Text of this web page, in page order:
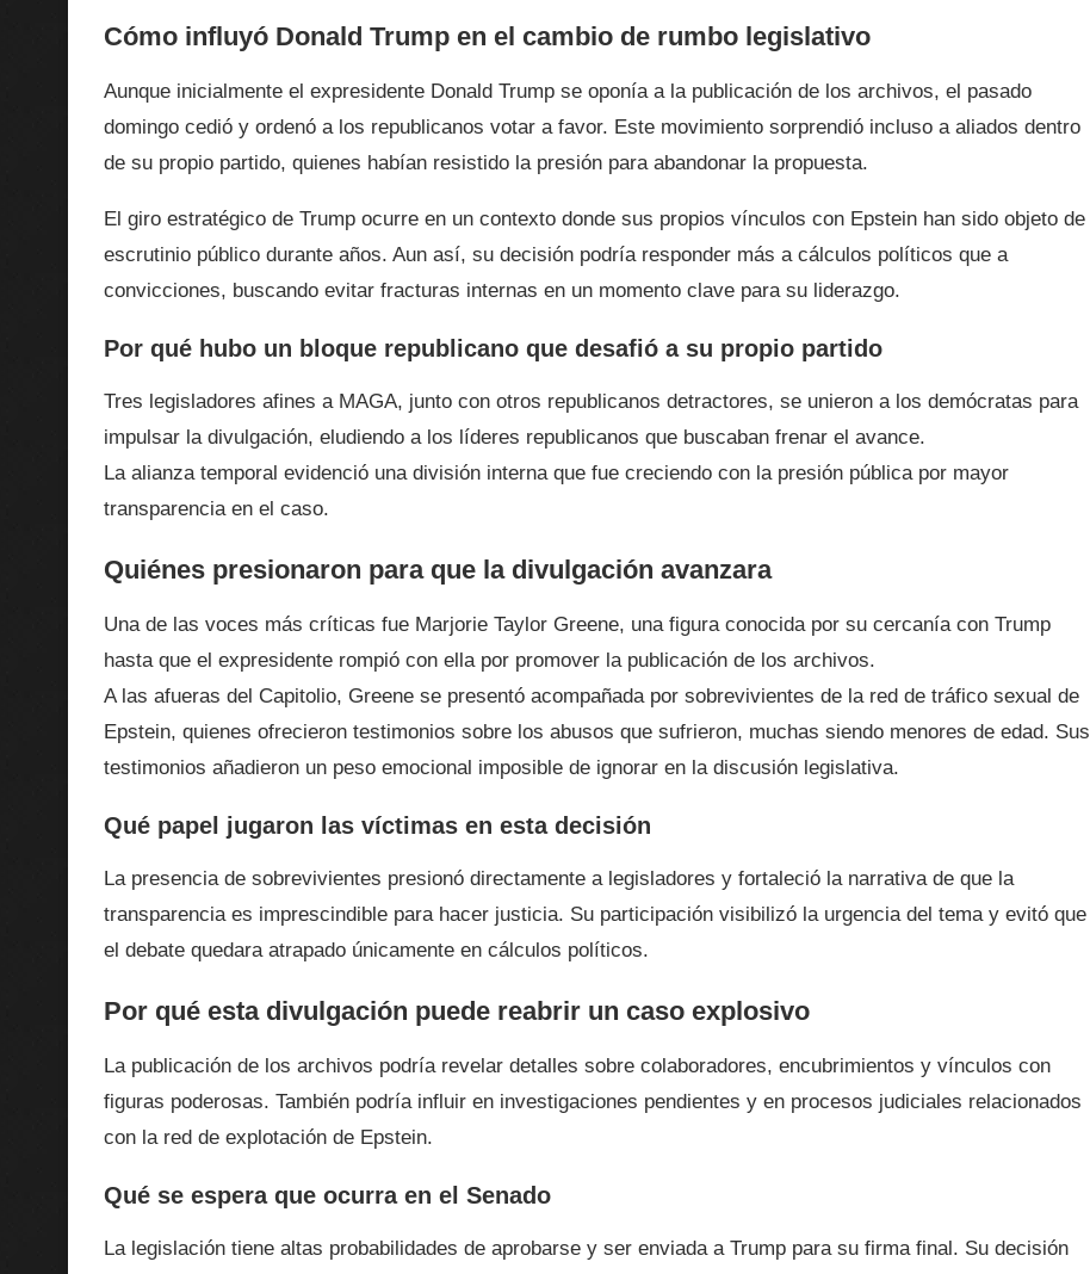
Cómo influyó Donald Trump en el cambio de rumbo legislativo
Aunque inicialmente el expresidente Donald Trump se oponía a la publicación de los archivos, el pasado
domingo cedió y ordenó a los republicanos votar a favor. Este movimiento sorprendió incluso a aliados dentro
de su propio partido, quienes habían resistido la presión para abandonar la propuesta.
El giro estratégico de Trump ocurre en un contexto donde sus propios vínculos con Epstein han sido objeto de
escrutinio público durante años. Aun así, su decisión podría responder más a cálculos políticos que a
convicciones, buscando evitar fracturas internas en un momento clave para su liderazgo.
Por qué hubo un bloque republicano que desafió a su propio partido
Tres legisladores afines a MAGA, junto con otros republicanos detractores, se unieron a los demócratas para
impulsar la divulgación, eludiendo a los líderes republicanos que buscaban frenar el avance.
La alianza temporal evidenció una división interna que fue creciendo con la presión pública por mayor
transparencia en el caso.
Quiénes presionaron para que la divulgación avanzara
Una de las voces más críticas fue Marjorie Taylor Greene, una figura conocida por su cercanía con Trump
hasta que el expresidente rompió con ella por promover la publicación de los archivos.
A las afueras del Capitolio, Greene se presentó acompañada por sobrevivientes de la red de tráfico sexual de
Epstein, quienes ofrecieron testimonios sobre los abusos que sufrieron, muchas siendo menores de edad. Sus
testimonios añadieron un peso emocional imposible de ignorar en la discusión legislativa.
Qué papel jugaron las víctimas en esta decisión
La presencia de sobrevivientes presionó directamente a legisladores y fortaleció la narrativa de que la
transparencia es imprescindible para hacer justicia. Su participación visibilizó la urgencia del tema y evitó que
el debate quedara atrapado únicamente en cálculos políticos.
Por qué esta divulgación puede reabrir un caso explosivo
La publicación de los archivos podría revelar detalles sobre colaboradores, encubrimientos y vínculos con
figuras poderosas. También podría influir en investigaciones pendientes y en procesos judiciales relacionados
con la red de explotación de Epstein.
Qué se espera que ocurra en el Senado
La legislación tiene altas probabilidades de aprobarse y ser enviada a Trump para su firma final. Su decisión